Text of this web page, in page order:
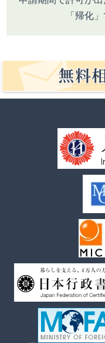
「帰化